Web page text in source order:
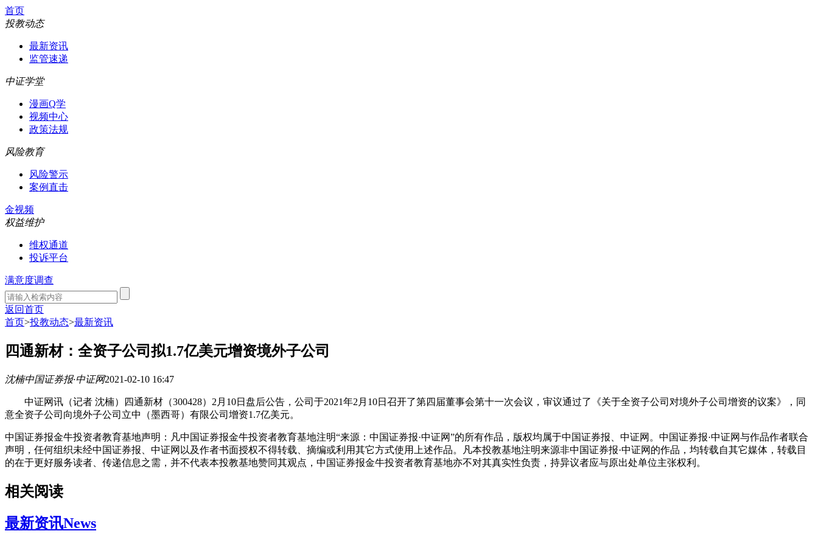
首页
投教动态
最新资讯
监管速递
中证学堂
漫画Q学
视频中心
政策法规
风险教育
风险警示
案例直击
金视频
权益维护
维权通道
投诉平台
满意度调查
返回首页
首页>投教动态>最新资讯
四通新材：全资子公司拟1.7亿美元增资境外子公司
沈楠中国证券报·中证网2021-02-10 16:47
中证网讯（记者 沈楠）四通新材（300428）2月10日盘后公告，公司于2021年2月10日召开了第四届董事会第十一次会议，审议通过了《关于全资子公司对境外子公司增资的议案》，同
意全资子公司向境外子公司立中（墨西哥）有限公司增资1.7亿美元。
中国证券报金牛投资者教育基地声明：凡中国证券报金牛投资者教育基地注明“来源：中国证券报·中证网”的所有作品，版权均属于中国证券报、中证网。中国证券报·中证网与作品作者联合
声明，任何组织未经中国证券报、中证网以及作者书面授权不得转载、摘编或利用其它方式使用上述作品。凡本投教基地注明来源非中国证券报·中证网的作品，均转载自其它媒体，转载目
的在于更好服务读者、传递信息之需，并不代表本投教基地赞同其观点，中国证券报金牛投资者教育基地亦不对其真实性负责，持异议者应与原出处单位主张权利。
相关阅读
最新资讯News